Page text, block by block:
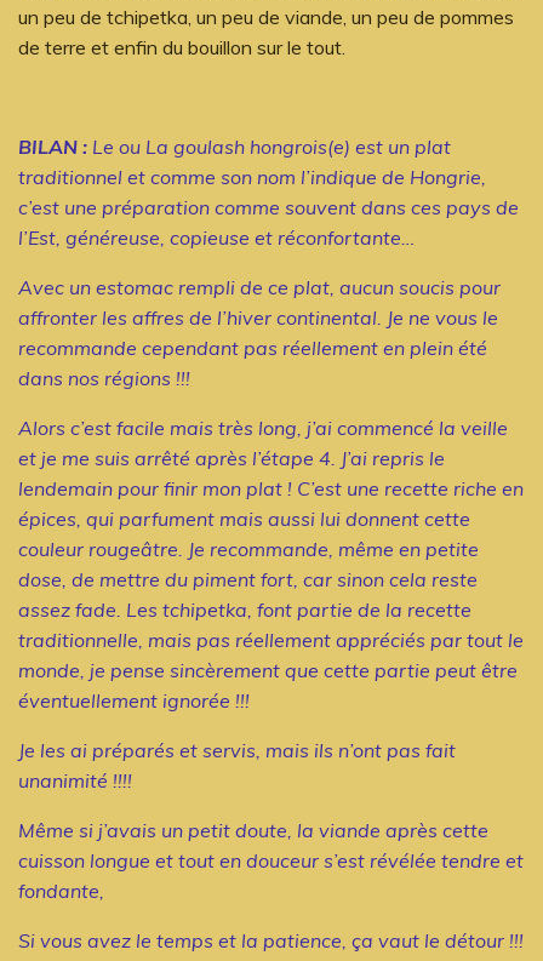
un peu de tchipetka, un peu de viande, un peu de pommes
de terre et enfin du bouillon sur le tout.
BILAN : Le ou La goulash hongrois(e) est un plat
traditionnel et comme son nom l’indique de Hongrie,
c’est une préparation comme souvent dans ces pays de
l’Est, généreuse, copieuse et réconfortante…
Avec un estomac rempli de ce plat, aucun soucis pour
affronter les affres de l’hiver continental. Je ne vous le
recommande cependant pas réellement en plein été
dans nos régions !!!
Alors c’est facile mais très long, j’ai commencé la veille
et je me suis arrêté après l’étape 4. J’ai repris le
lendemain pour finir mon plat ! C’est une recette riche en
épices, qui parfument mais aussi lui donnent cette
couleur rougeâtre. Je recommande, même en petite
dose, de mettre du piment fort, car sinon cela reste
assez fade. Les tchipetka, font partie de la recette
traditionnelle, mais pas réellement appréciés par tout le
monde, je pense sincèrement que cette partie peut être
éventuellement ignorée !!!
Je les ai préparés et servis, mais ils n’ont pas fait
unanimité !!!!
Même si j’avais un petit doute, la viande après cette
cuisson longue et tout en douceur s’est révélée tendre et
fondante,
Si vous avez le temps et la patience, ça vaut le détour !!!